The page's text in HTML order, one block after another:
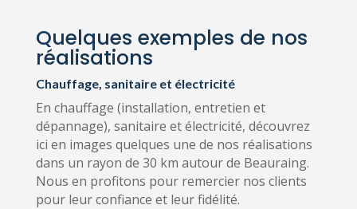
Quelques exemples de nos
réalisations
Chauffage, sanitaire et électricité
En chauffage (installation, entretien et
dépannage), sanitaire et électricité, découvrez
ici en images quelques une de nos réalisations
dans un rayon de 30 km autour de Beauraing.
Nous en profitons pour remercier nos clients
pour leur confiance et leur fidélité.